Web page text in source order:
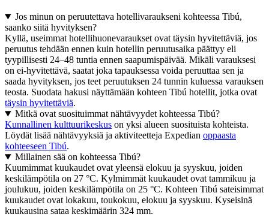
Jos minun on peruutettava hotellivaraukseni kohteessa Tibú,
saanko siitä hyvityksen?
Kyllä, useimmat hotellihuonevaraukset ovat täysin hyvitettäviä, jos
peruutus tehdään ennen kuin hotellin peruutusaika päättyy eli
tyypillisesti 24–48 tuntia ennen saapumispäivää. Mikäli varauksesi
on ei-hyvitettävä, saatat joka tapauksessa voida peruuttaa sen ja
saada hyvityksen, jos teet peruutuksen 24 tunnin kuluessa varauksen
teosta. Suodata hakusi näyttämään kohteen Tibú hotellit, jotka ovat
täysin hyvitettäviä.
Mitkä ovat suosituimmat nähtävyydet kohteessa Tibú?
Kunnallinen kulttuurikeskus on yksi alueen suosituista kohteista.
Löydät lisää nähtävyyksiä ja aktiviteetteja Expedian oppaasta
kohteeseen Tibú.
Millainen sää on kohteessa Tibú?
Kuumimmat kuukaudet ovat yleensä elokuu ja syyskuu, joiden
keskilämpötila on 27 °C. Kylmimmät kuukaudet ovat tammikuu ja
joulukuu, joiden keskilämpötila on 25 °C. Kohteen Tibú sateisimmat
kuukaudet ovat lokakuu, toukokuu, elokuu ja syyskuu. Kyseisinä
kuukausina sataa keskimäärin 324 mm.